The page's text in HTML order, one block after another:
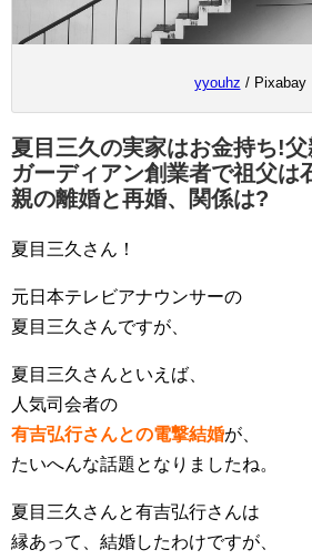
yyouhz / Pixabay
夏目三久の実家はお金持ち!父
ガーディアン創業者で祖父は
親の離婚と再婚、関係は?
夏目三久さん！
元日本テレビアナウンサーの
夏目三久さんですが、
夏目三久さんといえば、
人気司会者の
有吉弘行さんとの電撃結婚が、
たいへんな話題となりましたね。
夏目三久さんと有吉弘行さんは
縁あって、結婚したわけですが、